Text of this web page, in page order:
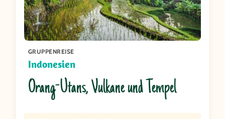
GRUPPENREISE
Indonesien
Orang-Utans, Vulkane und Tempel